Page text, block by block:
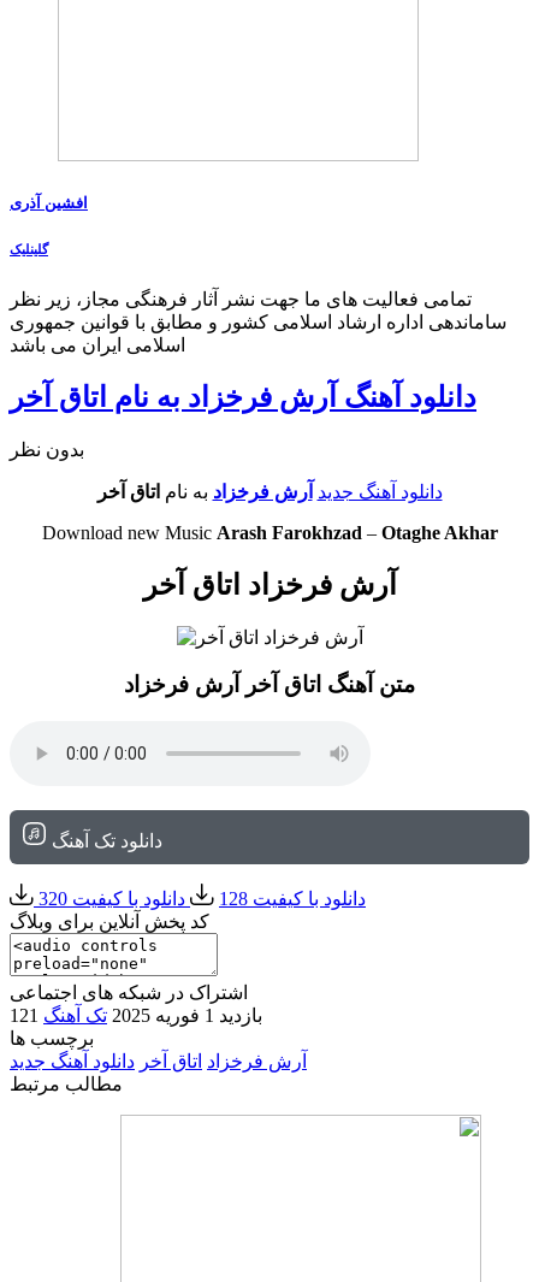
افشین آذری
گلینلیک
تمامی فعالیت های ما جهت نشر آثار فرهنگی مجاز، زیر نظر
ساماندهی اداره ارشاد اسلامی کشور و مطابق با قوانین جمهوری
اسلامی ایران می باشد
دانلود آهنگ آرش فرخزاد به نام اتاق آخر
بدون نظر
دانلود آهنگ جدید آرش فرخزاد به نام اتاق آخر
Download new Music Arash Farokhzad – Otaghe Akhar
آرش فرخزاد اتاق آخر
متن آهنگ اتاق آخر آرش فرخزاد
دانلود تک آهنگ
دانلود با کیفیت 128
دانلود با کیفیت 320
کد پخش آنلاین برای وبلاگ
اشتراک در شبکه های اجتماعی
121 بازدید 1 فوریه 2025
تک آهنگ
برچسب ها
آرش فرخزاد اتاق آخر دانلود آهنگ جدید
مطالب مرتبط